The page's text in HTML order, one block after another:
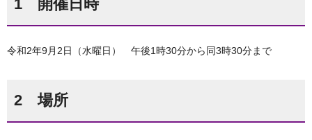
1 開催日時
令和2年9月2日（水曜日） 午後1時30分から同3時30分まで
2 場所